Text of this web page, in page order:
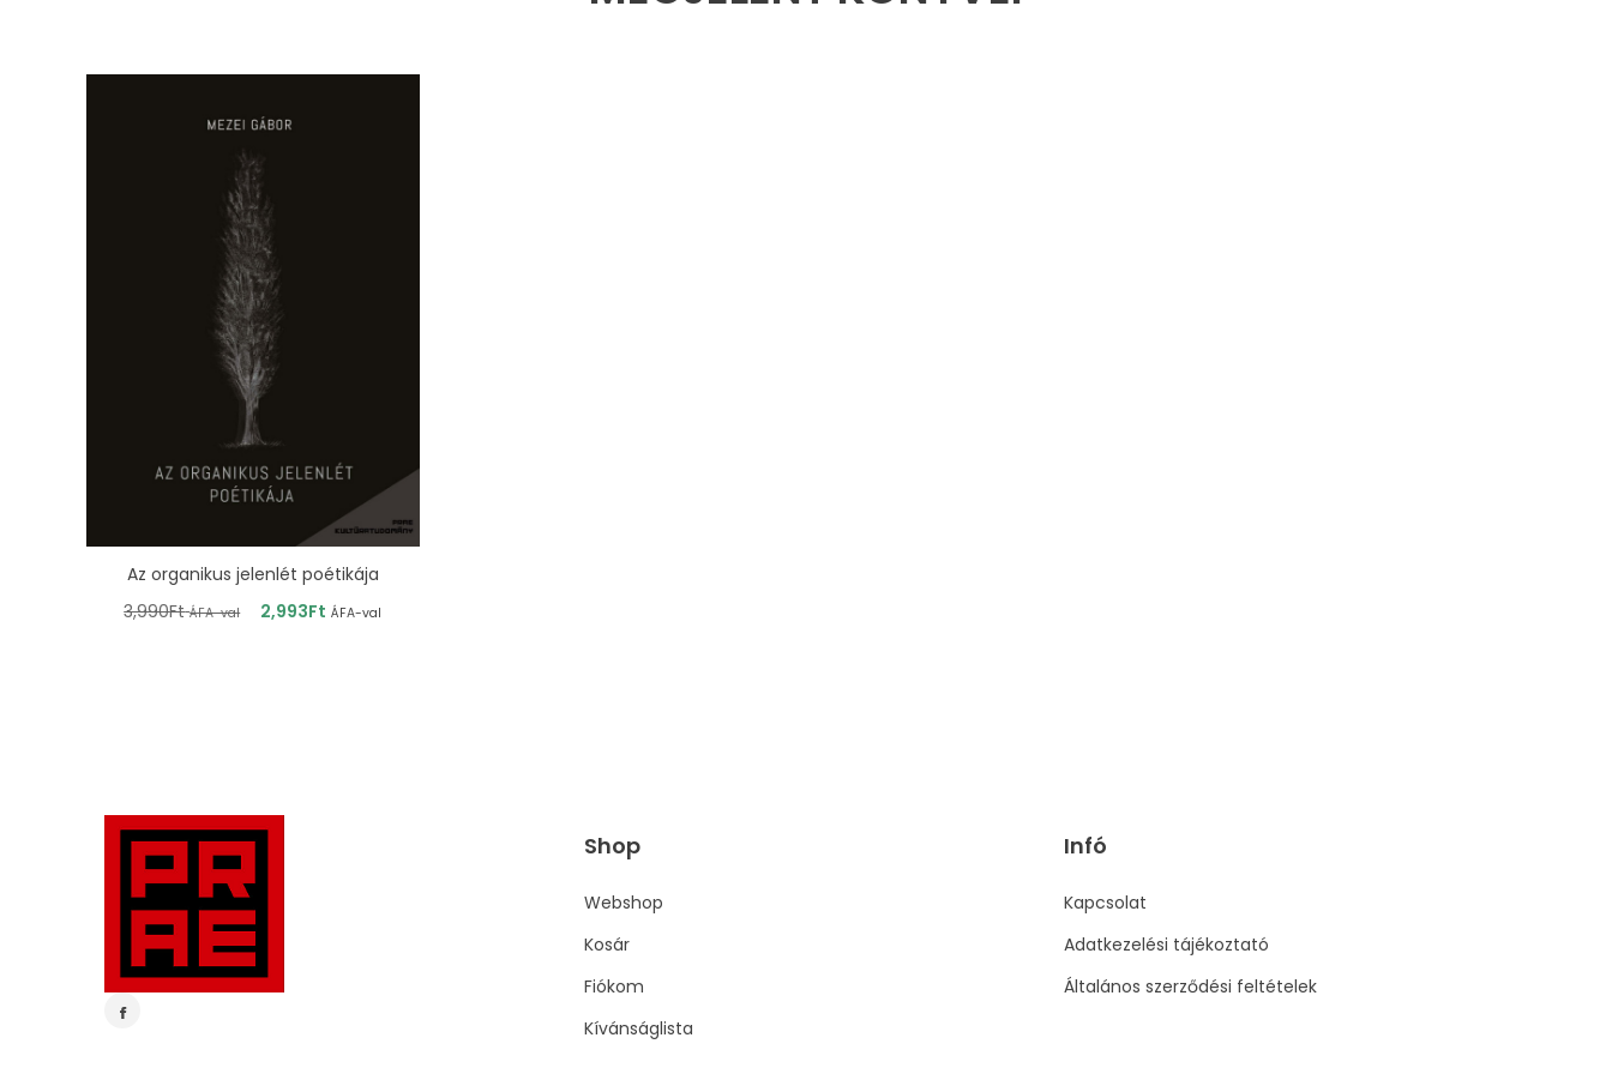
Az organikus jelenlét poétikája
3,990Ft ÁFA-val 2,993Ft ÁFA-val
Shop
Webshop
Kosár
Fiókom
Kívánságlista
Infó
Kapcsolat
Adatkezelési tájékoztató
Általános szerződési feltételek